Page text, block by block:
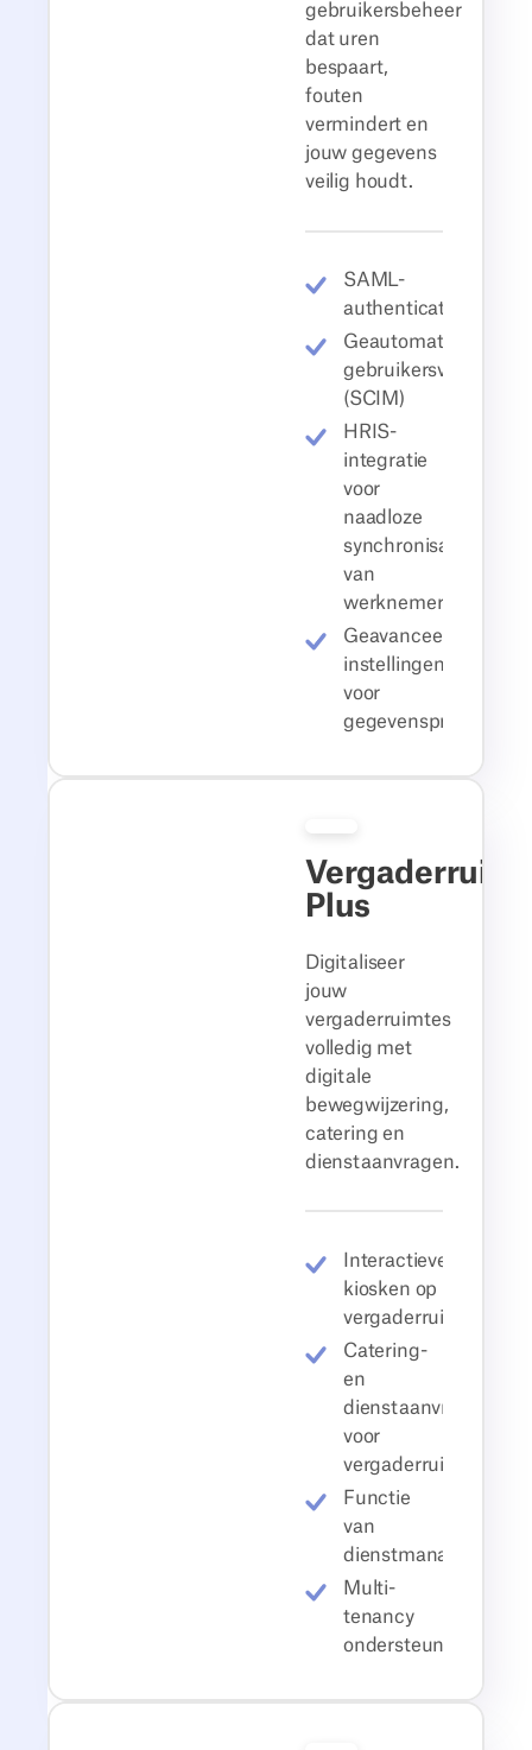
gebruikersbeheer
dat uren
bespaart,
fouten
vermindert en
jouw gegevens
veilig houdt.
SAML-
authenticatie
Geautomatiseerde
(SCIM)
HRIS-
integratie
voor
naadloze
synchronisatie
van
werknemers
Geavanceerde
instellingen
voor
gegevensprivacy
Plus
Digitaliseer
jouw
vergaderruimtes
volledig met
digitale
bewegwijzering,
catering en
dienstaanvragen.
Interactieve
kiosken op
Catering-
en
dienstaanvragen
voor
vergaderruimtes
Functie
van
dienstmanager
Multi-
tenancy
ondersteuning